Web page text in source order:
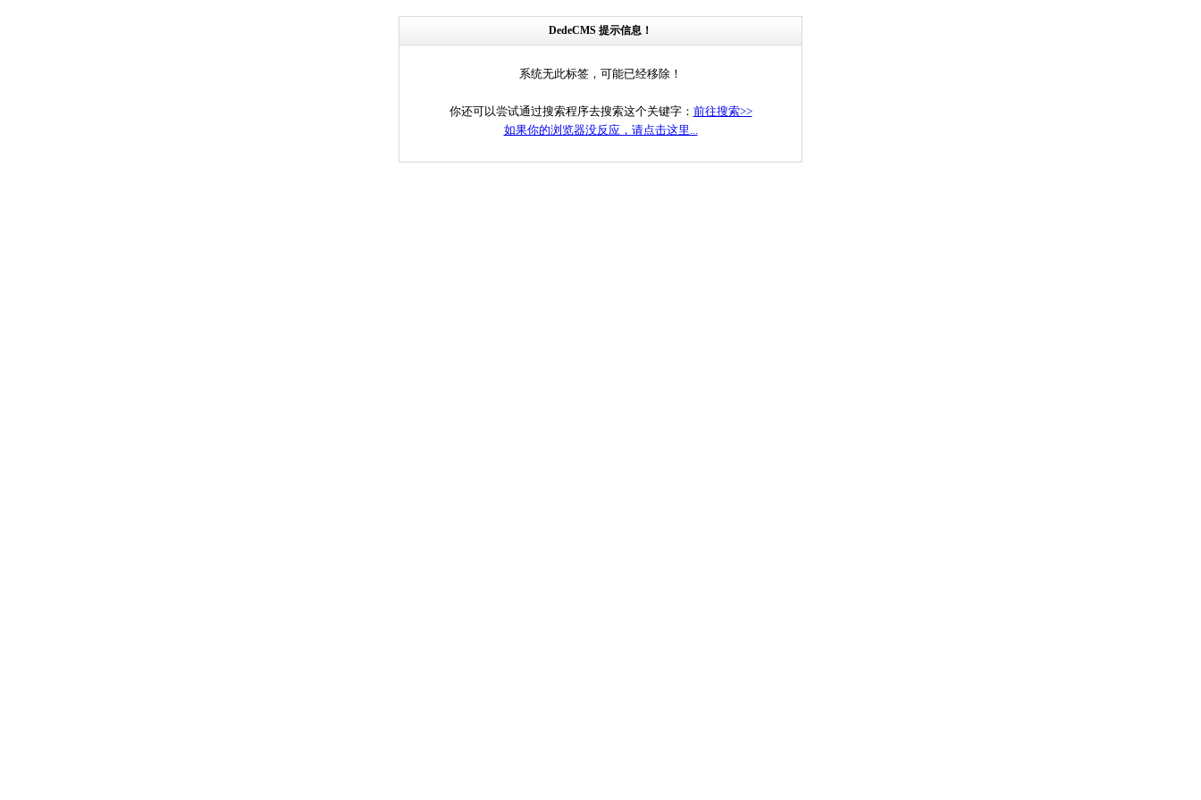
DedeCMS 提示信息！
系统无此标签，可能已经移除！
你还可以尝试通过搜索程序去搜索这个关键字： 前往搜索>>
如果你的浏览器没反应，请点击这里...